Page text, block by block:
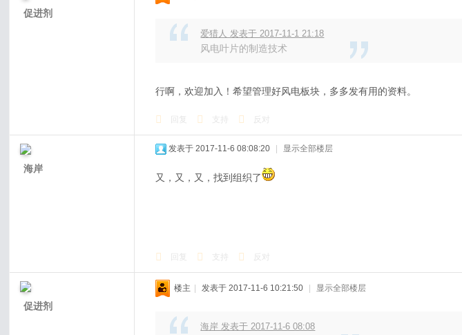
促进剂
爱猎人 发表于 2017-11-1 21:18
风电叶片的制造技术
行啊，欢迎加入！希望管理好风电板块，多多发有用的资料。
回复 支持 反对
海岸
发表于 2017-11-6 08:08:20 显示全部楼层
又，又，又，找到组织了
回复 支持 反对
促进剂
楼主 | 发表于 2017-11-6 10:21:50 | 显示全部楼层
海岸 发表于 2017-11-6 08:08